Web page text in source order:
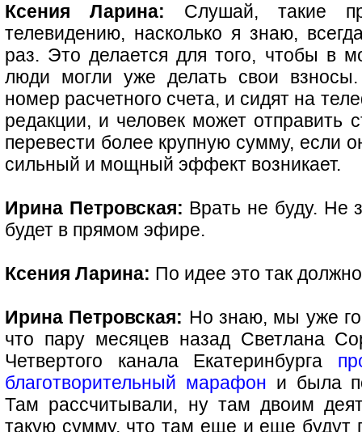
Ксения Ларина: Слушай, такие
телевидению, насколько я знаю,
раз. Это делается для того, чтобы в
люди могли уже делать свои
номер расчетного счета, и сидят на
редакции, и человек может отправить
перевести более крупную сумму, если
сильный и мощный эффект возникает.
Ирина Петровская: Врать не буду. Не
будет в прямом эфире.
Ксения Ларина: По идее это так
Ирина Петровская: Но знаю, мы уже
что пару месяцев назад Светлана
Четвертого канала Екатеринбурга
благотворительный марафон и была
Там рассчитывали, ну там двоим
такую сумму, что там еще и еще будут